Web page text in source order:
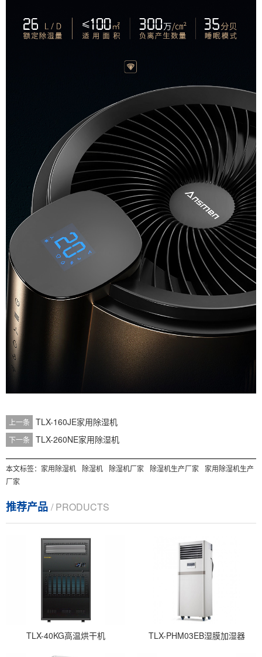
上一条 TLX-160JE家用除湿机
下一条 TLX-260NE家用除湿机
本文标签： 家用除湿机 除湿机 除湿机厂家 除湿机生产厂家
家用除湿机生产
厂家
推荐产品 / PRODUCTS
TLX-40KG高温烘干机 TLX-PHM03EB湿膜加湿器